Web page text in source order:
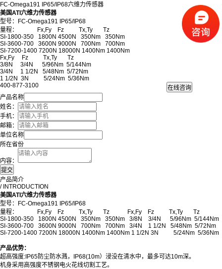
FC-Omega191 IP65/IP68六维力传感器
美国ATI六维力传感器
型号：FC-Omega191 IP65/IP68
量程： Fx,Fy Fz Tx,Ty Tz
SI-1800-350 1800N 4500N 350Nm 350Nm
SI-3600-700 3600N 9000N 700Nm 700Nm
SI-7200-1400 7200N 18000N 1400Nm 1400Nm
Fx,Fy Fz Tx,Ty Tz
3/8N 3/4N 5/96Nm 5/144Nm
3/4N 1 1/2N 5/48Nm 5/72Nm
1 1/2N 3N 5/24Nm 5/36Nm
400-877-3100
产品名称
姓名：
手机：
邮箱：
单位名称
所在省份
内容：
产品简介
/ INTRODUCTION
美国ATI六维力传感器
型号：FC-Omega191 IP65/IP68
量程： Fx,Fy Fz Tx,Ty Tz Fx,Fy Fz Tx,Ty Tz
SI-1800-350 1800N 4500N 350Nm 350Nm 3/8N 3/4N 5/96Nm 5/144Nm
SI-3600-700 3600N 9000N 700Nm 700Nm 3/4N 1 1/2N 5/48Nm 5/72Nm
SI-7200-1400 7200N 18000N 1400Nm 1400Nm 1 1/2N 3N 5/24Nm 5/36Nm
产品优势：
超高强度:IP65防尘防水溅，IP68(10m）浸没在清水中，最多可达10m深。
机身采用高强度不锈钢电火花线切割工艺。